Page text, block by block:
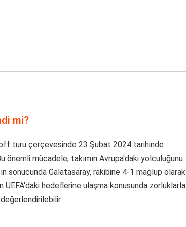
mi?
turu çerçevesinde 23 Şubat 2024 tarihinde
önemli mücadele, takımın Avrupa'daki yolculuğunu
sonucunda Galatasaray, rakibine 4-1 mağlup olarak
UEFA'daki hedeflerine ulaşma konusunda zorluklarla